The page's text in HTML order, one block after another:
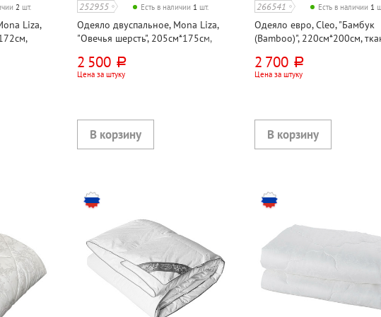
2 шт.
Liza,
252955 Есть в наличии 1 шт.
Одеяло двуспальное, Mona Liza,
"Овечья шерсть", 205см*175см,
2 500 руб.
Цена за штуку
266541 Есть в наличии 1
Одеяло евро, Cleo, "Бамбук
(Bamboo)", 220см*200см,
бамбуковый пласт 30%,
2 700 руб.
Цена за штуку